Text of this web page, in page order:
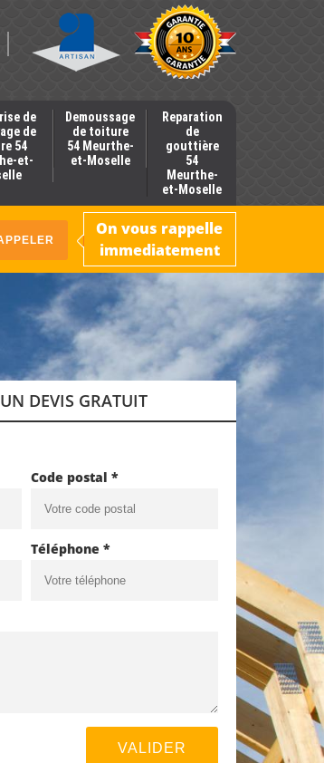
de
de
54
et-
Demoussage
de toiture
54 Meurthe-
et-Moselle
Reparation
de
gouttière
54
Meurthe-
et-Moselle
On vous rappelle
immediatement
DEVIS GRATUIT
Code postal *
Téléphone *